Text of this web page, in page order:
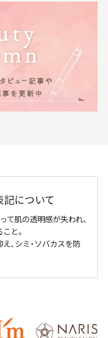
記について
て肌の透明感が失われ、
と。
、シミ・ソバカスを防